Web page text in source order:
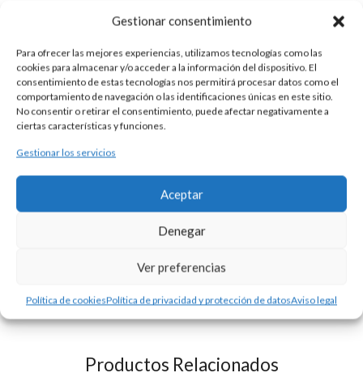
Gestionar consentimiento
Para ofrecer las mejores experiencias, utilizamos tecnologías como las
cookies para almacenar y/o acceder a la información del dispositivo. El
consentimiento de estas tecnologías nos permitirá procesar datos como el
comportamiento de navegación o las identificaciones únicas en este sitio.
No consentir o retirar el consentimiento, puede afectar negativamente a
ciertas características y funciones.
Gestionar los servicios
Aceptar
Denegar
Ver preferencias
Política de cookiesPolítica de privacidad y protección de datosAviso legal
Para cualquier consulta contacte con nosotros.
DESCRIPCIÓN
Cruz de plata 925 de estilo románico con Cristo en relieve.
Medidas aproximadas 6,00 x 4,30 cm.
Se puede personalizar con la tipografía que usted elija. Precio
Consultar disponibilidad.
Productos Relacionados